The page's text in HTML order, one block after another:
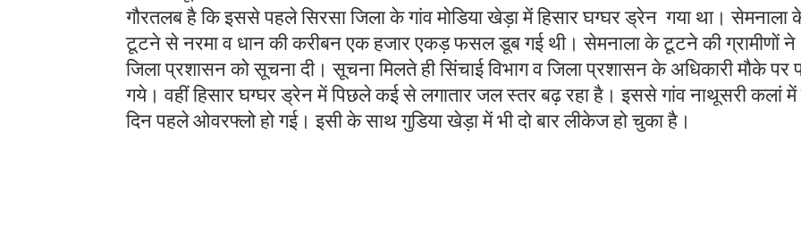
गौरतलब है कि इससे पहले सिरसा जिला के गांव मोडिया खेड़ा में हिसार घग्घर ड्रेन गया था। सेमनाला
टूटने से नरमा व धान की करीबन एक हजार एकड़ फसल डूब गई थी। सेमनाला के टूटने की ग्रामीणों ने
जिला प्रशासन को सूचना दी। सूचना मिलते ही सिंचाई विभाग व जिला प्रशासन के अधिकारी मौके पर
गये। वहीं हिसार घग्घर ड्रेन में पिछले कई से लगातार जल स्तर बढ़ रहा है। इससे गांव नाथूसरी कलां में
दिन पहले ओवरफ्लो हो गई। इसी के साथ गुडिया खेड़ा में भी दो बार लीकेज हो चुका है।